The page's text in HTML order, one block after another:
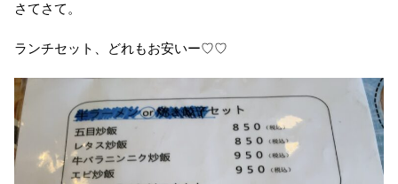
さてさて。
ランチセット、どれもお安いー♡♡